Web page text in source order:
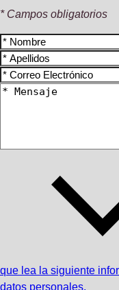
* Campos obligatorios
que lea la siguiente
datos personales.